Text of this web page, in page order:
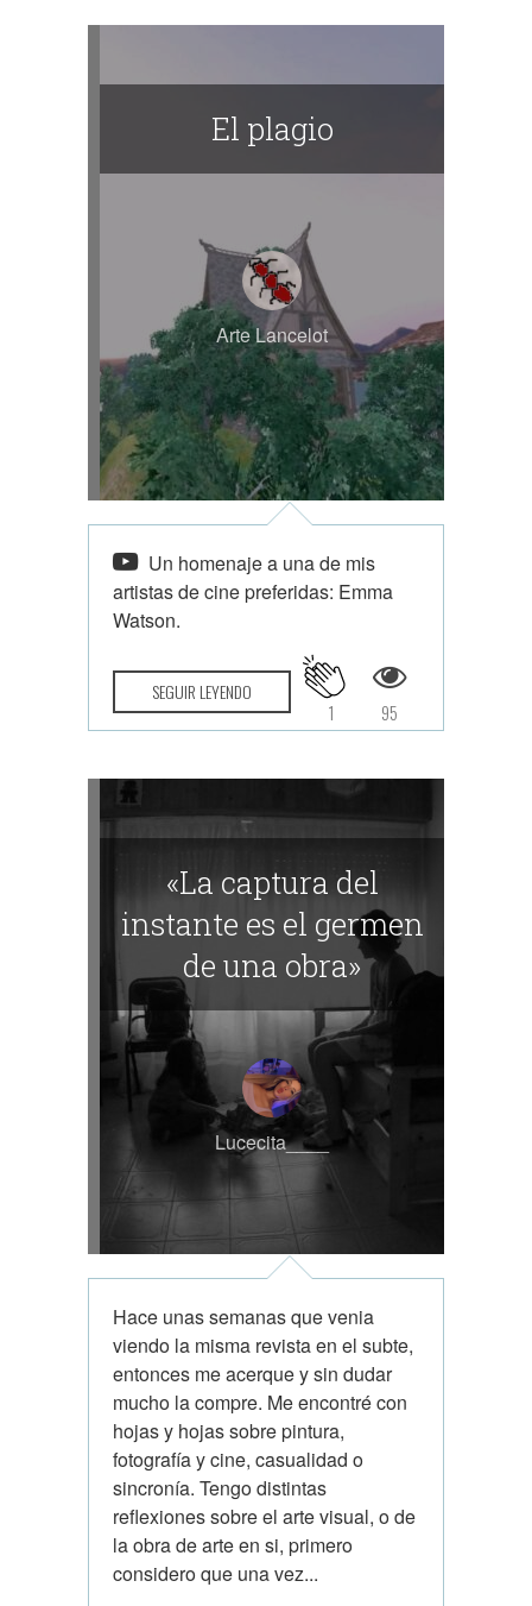
El plagio
Arte Lancelot
Un homenaje a una de mis
artistas de cine preferidas: Emma
Watson.
SEGUIR LEYENDO
95
1
«La captura del
instante es el germen
de una obra»
Lucecita____
Hace unas semanas que venia
viendo la misma revista en el subte,
entonces me acerque y sin dudar
mucho la compre. Me encontré con
hojas y hojas sobre pintura,
fotografía y cine, casualidad o
sincronía. Tengo distintas
reflexiones sobre el arte visual, o de
la obra de arte en si, primero
considero que una vez...